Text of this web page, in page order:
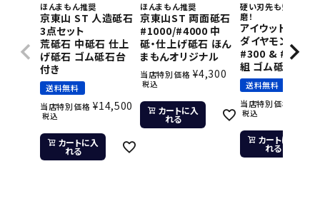
ほんまもん推奨
京東山 ST 人造砥石
3点セット
荒砥石 中砥石 仕上
げ砥石 ゴム砥石台
付き
送料無料
当店特別価格 ¥14,500
税込
カートに入
れる
ほんまもん推奨
京東山ST 両面砥石
#1000/#4000 中
砥・仕上げ砥石 ほん
まもんオリジナル
当店特別価格 ¥4,300
税込
カートに入
れる
硬い刃先も短時間で
磨！
アイウッド 片面
ダイヤモンド砥石
#300 & #800 2
組 ゴム砥石台付
送料無料
当店特別価格
税込
カートに入
れる